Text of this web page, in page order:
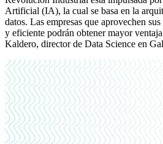
Artificial (IA), la cual se basa en la
datos. Las empresas que aprovechen
y eficiente podrán obtener mayor
Kaldero, director de Data Science en